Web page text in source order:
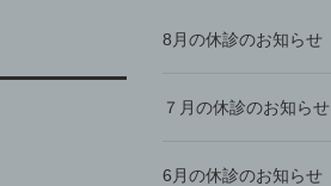
8月の休診のお知らせ
７月の休診のお知らせ
6月の休診のお知らせ